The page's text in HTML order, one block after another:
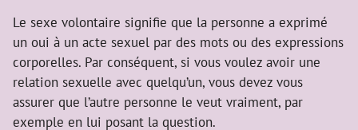
Le sexe volontaire signifie que la personne a exprimé
un oui à un acte sexuel par des mots ou des expressions
corporelles. Par conséquent, si vous voulez avoir une
relation sexuelle avec quelqu’un, vous devez vous
assurer que l’autre personne le veut vraiment, par
exemple en lui posant la question.